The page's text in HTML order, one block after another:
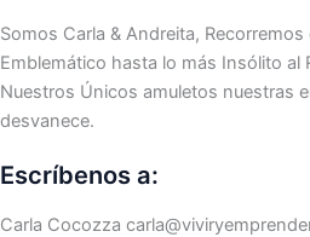
Somos Carla & Andreita,
Emblemático hasta lo más Insólito al
Nuestros Únicos amuletos nuestras
desvanece.
Escríbenos a:
Carla Cocozza